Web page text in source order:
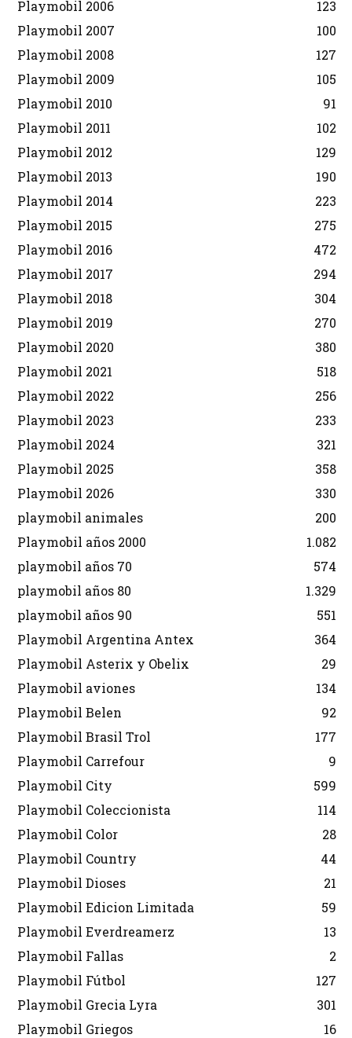
Playmobil 2006
123
Playmobil 2007
100
Playmobil 2008
127
Playmobil 2009
105
Playmobil 2010
91
Playmobil 2011
102
Playmobil 2012
129
Playmobil 2013
190
Playmobil 2014
223
Playmobil 2015
275
Playmobil 2016
472
Playmobil 2017
294
Playmobil 2018
304
Playmobil 2019
270
Playmobil 2020
380
Playmobil 2021
518
Playmobil 2022
256
Playmobil 2023
233
Playmobil 2024
321
Playmobil 2025
358
Playmobil 2026
330
playmobil animales
200
Playmobil años 2000
1.082
playmobil años 70
574
playmobil años 80
1.329
playmobil años 90
551
Playmobil Argentina Antex
364
Playmobil Asterix y Obelix
29
Playmobil aviones
134
Playmobil Belen
92
Playmobil Brasil Trol
177
Playmobil Carrefour
9
Playmobil City
599
Playmobil Coleccionista
114
Playmobil Color
28
Playmobil Country
44
Playmobil Dioses
21
Playmobil Edicion Limitada
59
Playmobil Everdreamerz
13
Playmobil Fallas
2
Playmobil Fútbol
127
Playmobil Grecia Lyra
301
Playmobil Griegos
16